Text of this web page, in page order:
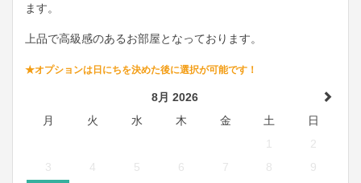
ます。
上品で高級感のあるお部屋となっております。
★オプションは日にちを決めた後に選択が可能です！
8月 2026
月
火 水 木 金 土
日
2
3
4 5 6 7 8
9